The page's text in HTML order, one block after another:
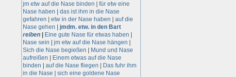
jm etw auf die Nase binden
für etw eine
Nase haben
das ist ihm in die Nase
gefahren
etw in der Nase haben
auf die
Nase gehen
jmdm. etw. in den Bart
reiben
Eine gute Nase für etwas haben
Nase sein
jm etw auf die Nase hängen
Sich die Nase begießen
Mund und Nase
aufreißen
Einem etwas auf die Nase
binden
auf die Nase fliegen
Das fuhr ihm
in die Nase
sich eine goldene Nase